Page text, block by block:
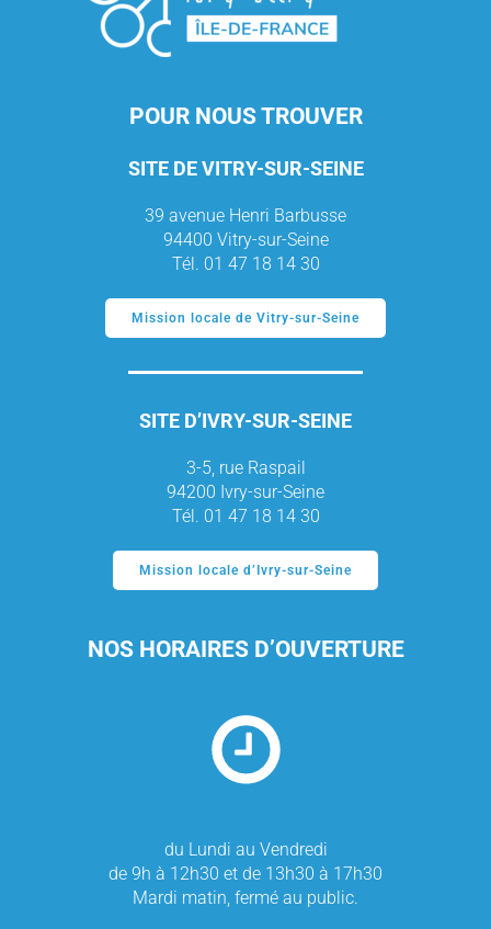
POUR NOUS TROUVER
SITE DE VITRY-SUR-SEINE
39 avenue Henri Barbusse
94400 Vitry-sur-Seine
Tél. 01 47 18 14 30
Mission locale de Vitry-sur-Seine
SITE D’IVRY-SUR-SEINE
3-5, rue Raspail
94200 Ivry-sur-Seine
Tél. 01 47 18 14 30
Mission locale d’Ivry-sur-Seine
NOS HORAIRES D’OUVERTURE
du Lundi au Vendredi
de 9h à 12h30 et de 13h30 à 17h30
Mardi matin, fermé au public.